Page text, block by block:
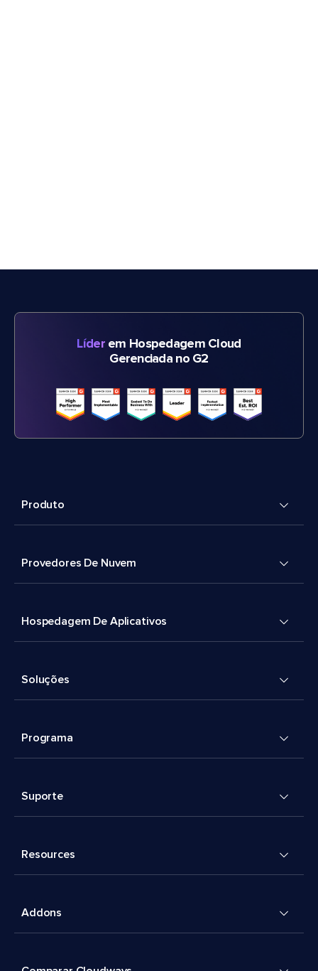
Líderem Hospedagem Cloud
Gerenciada no G2
Produto
Provedores De Nuvem
Hospedagem De Aplicativos
Soluções
Programa
Suporte
Resources
Addons